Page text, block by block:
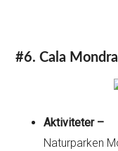
#6. Cala
Aktiviteter –
Naturparken